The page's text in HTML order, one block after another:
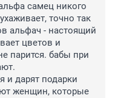
самец никого
точно так
альфач - настоящий
цветов и
парится. бабы при
и дарят подарки
женщин, которые